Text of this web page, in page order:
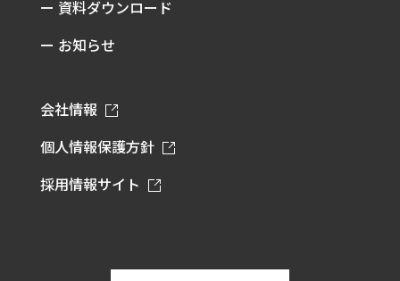
ー 資料ダウンロード
ー お知らせ
会社情報
個人情報保護方針
採用情報サイト